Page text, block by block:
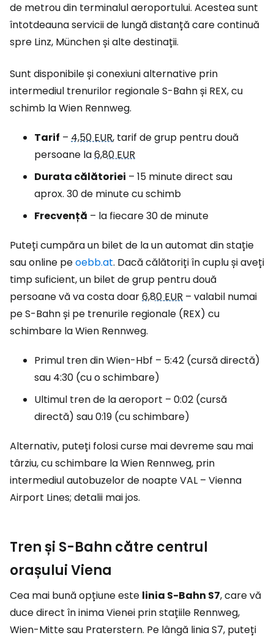
de metrou din terminalul aeroportului. Acestea sunt
întotdeauna servicii de lungă distanță care continuă
spre Linz, München și alte destinații.
Sunt disponibile și conexiuni alternative prin
intermediul trenurilor regionale S-Bahn și REX, cu
schimb la Wien Rennweg.
Tarif – 4,50 EUR, tarif de grup pentru două
persoane la6,80 EUR
Durata călătoriei – 15 minute direct sau
aprox. 30 de minute cu schimb
Frecvență – la fiecare 30 de minute
Puteți cumpăra un bilet de la un automat din stație
sau online peoebb.at. Dacă călătoriți în cuplu și aveți
timp suficient, un bilet de grup pentru două
persoane vă va costa doar6,80 EUR – valabil numai
pe S-Bahn și pe trenurile regionale (REX) cu
schimbare la Wien Rennweg.
Primul tren din Wien-Hbf – 5:42 (cursă directă)
sau 4:30 (cu o schimbare)
Ultimul tren de la aeroport – 0:02 (cursă
directă) sau 0:19 (cu schimbare)
Alternativ, puteți folosi curse mai devreme sau mai
târziu, cu schimbare la Wien Rennweg, prin
intermediul autobuzelor de noapte VAL – Vienna
Airport Lines; detalii mai jos.
Tren și S-Bahn către centrul
orașului Viena
Cea mai bună opțiune este linia S-Bahn S7, care vă
duce direct în inima Vienei prin stațiile Rennweg,
Wien-Mitte sau Praterstern. Pe lângă linia S7, puteți